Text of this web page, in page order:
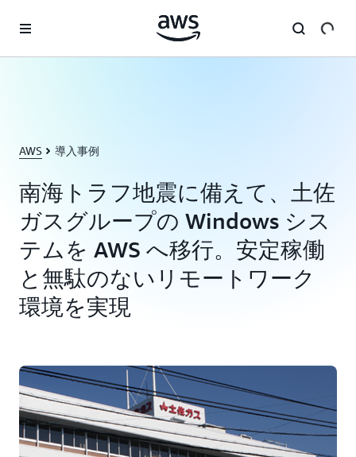
AWS 導入事例
南海トラフ地震に備えて、土佐
ガスグループの Windows シス
テムを AWS へ移行。安定稼働
と無駄のないリモートワーク
環境を実現